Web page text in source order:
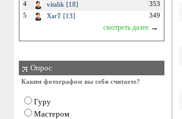
4
vitalik [18]
353
5
XarT [13] 349
смотреть далее →
Опрос
Каким фотографом вы себя считаете?
Гуру
Мастером